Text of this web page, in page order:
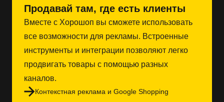
Продавай там, где есть клиенты
Вместе с Хорошоп вы сможете использовать
все возможности для рекламы. Встроенные
инструменты и интеграции позволяют легко
продвигать товары с помощью разных
каналов.
Контекстная реклама и Google Shopping